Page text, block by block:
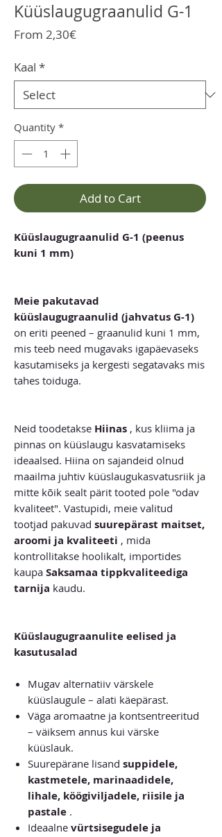
Küüslaugugraanulid G-1
From 2,30€Sale
Kaal *
Quantity *
Add to Cart
Küüslaugugraanulid G-1 (peenus
kuni 1 mm)
Meie pakutavad
küüslaugugraanulid (jahvatus G-1)
on eriti peened – graanulid kuni 1 mm,
mis teeb need mugavaks igapäevaseks
kasutamiseks ja kergesti segatavaks mis
tahes toiduga.
Neid toodetakse Hiinas , kus kliima ja
pinnas on küüslaugu kasvatamiseks
ideaalsed. Hiina on sajandeid olnud
maailma juhtiv küüslaugukasvatusriik ja
mitte kõik sealt pärit tooted pole "odav
kvaliteet". Vastupidi, meie valitud
tootjad pakuvad suurepärast maitset,
aroomi ja kvaliteeti , mida
kontrollitakse hoolikalt, importides
kaupa Saksamaa tippkvaliteediga
tarnija kaudu.
Küüslaugugraanulite eelised ja
kasutusalad
Mugav alternatiiv värskele
küüslaugule – alati käepärast.
Väga aromaatne ja kontsentreeritud
– väiksem annus kui värske
küüslauk.
Suurepärane lisand suppidele,
kastmetele, marinaadidele,
lihale, köögiviljadele, riisile ja
pastale .
Ideaalne vürtsisegudele ja